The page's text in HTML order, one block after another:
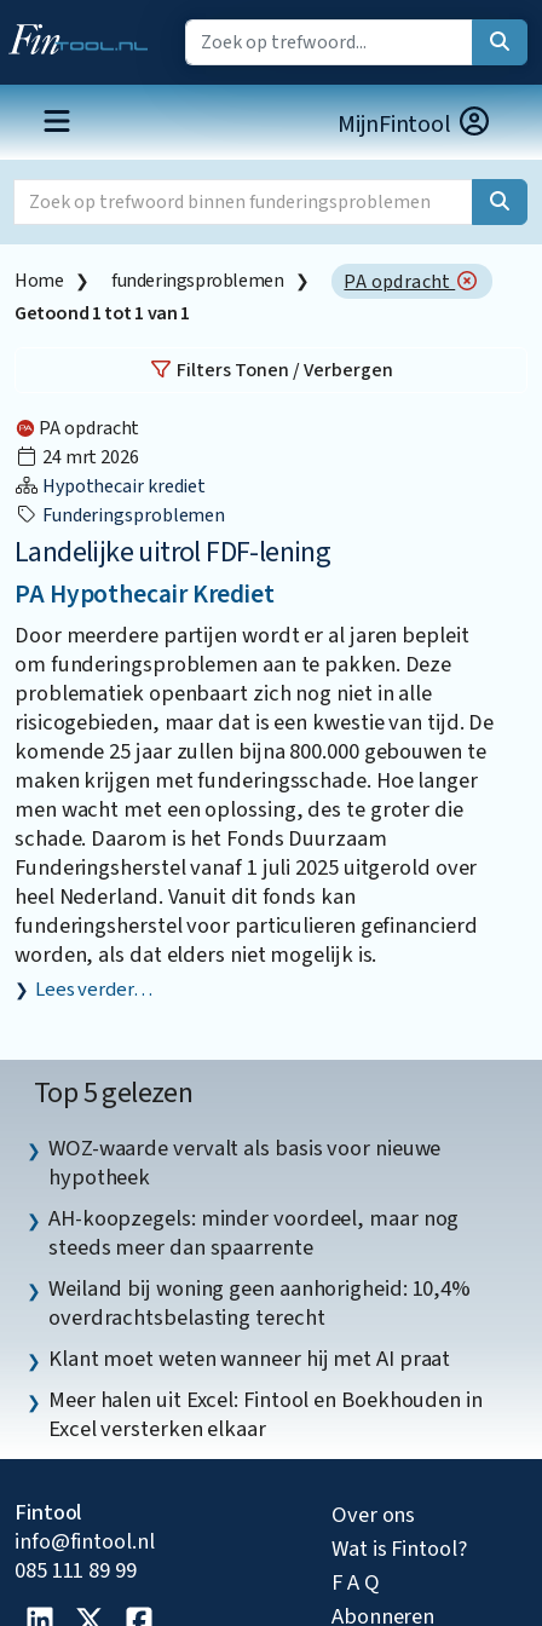
MijnFintool
Home funderingsproblemen
PA opdracht
Getoond1tot1van1
Filters Tonen / Verbergen
PA opdracht
24 mrt 2026
Hypothecair krediet
Funderingsproblemen
Landelijke uitrol FDF-lening
PA Hypothecair Krediet
Door meerdere partijen wordt er al jaren bepleit
om funderingsproblemen aan te pakken. Deze
problematiek openbaart zich nog niet in alle
risicogebieden, maar dat is een kwestie van tijd. De
komende 25 jaar zullen bijna 800.000 gebouwen te
maken krijgen met funderingsschade. Hoe langer
men wacht met een oplossing, des te groter die
schade. Daarom is het Fonds Duurzaam
Funderingsherstel vanaf 1 juli 2025 uitgerold over
heel Nederland. Vanuit dit fonds kan
funderingsherstel voor particulieren gefinancierd
worden, als dat elders niet mogelijk is.
Lees verder…
Top 5 gelezen
WOZ-waarde vervalt als basis voor nieuwe
hypotheek
AH-koopzegels: minder voordeel, maar nog
steeds meer dan spaarrente
Weiland bij woning geen aanhorigheid: 10,4%
overdrachtsbelasting terecht
Klant moet weten wanneer hij met AI praat
Meer halen uit Excel: Fintool en Boekhouden in
Excel versterken elkaar
Fintool
info@fintool.nl
085 111 89 99
Over ons
Wat is Fintool?
F A Q
Abonneren